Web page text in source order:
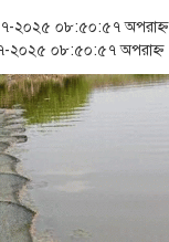
সহ মাদক কারবারী
৯
বাংলাদেশ
২০২৫ ০৮:৫০:৫৭ অপরাহ্ন
০৮:৫০:৫৭ অপরাহ্ন